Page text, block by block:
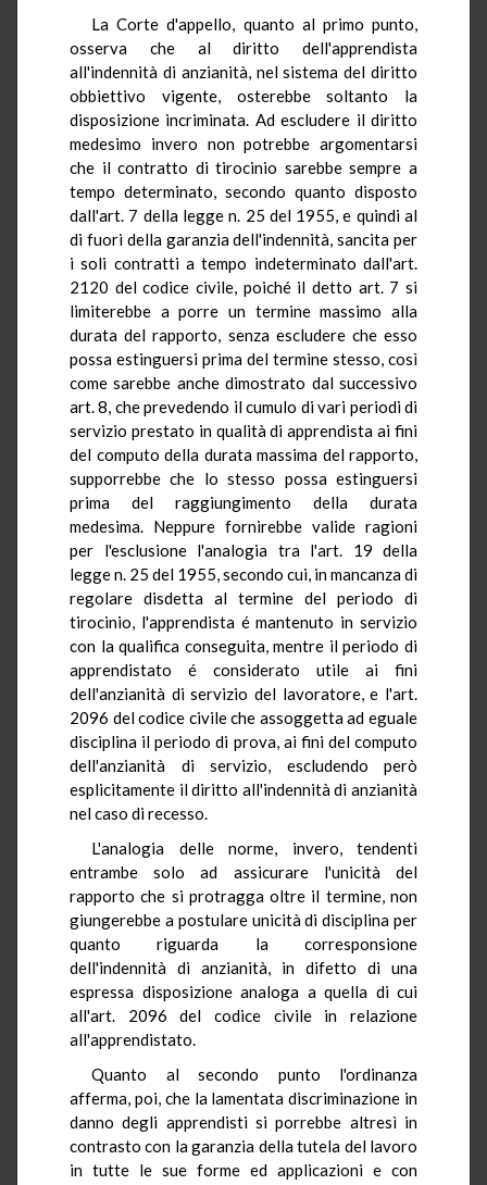
La Corte d'appello, quanto al primo punto,
osserva che al diritto dell'apprendista
all'indennità di anzianità, nel sistema del diritto
obbiettivo vigente, osterebbe soltanto la
disposizione incriminata. Ad escludere il diritto
medesimo invero non potrebbe argomentarsi
che il contratto di tirocinio sarebbe sempre a
tempo determinato, secondo quanto disposto
dall'art. 7 della legge n. 25 del 1955, e quindi al
di fuori della garanzia dell'indennità, sancita per
i soli contratti a tempo indeterminato dall'art.
2120 del codice civile, poiché il detto art. 7 si
limiterebbe a porre un termine massimo alla
durata del rapporto, senza escludere che esso
possa estinguersi prima del termine stesso, così
come sarebbe anche dimostrato dal successivo
art. 8, che prevedendo il cumulo di vari periodi di
servizio prestato in qualità di apprendista ai fini
del computo della durata massima del rapporto,
supporrebbe che lo stesso possa estinguersi
prima del raggiungimento della durata
medesima. Neppure fornirebbe valide ragioni
per l'esclusione l'analogia tra l'art. 19 della
legge n. 25 del 1955, secondo cui, in mancanza di
regolare disdetta al termine del periodo di
tirocinio, l'apprendista é mantenuto in servizio
con la qualifica conseguita, mentre il periodo di
apprendistato é considerato utile ai fini
dell'anzianità di servizio del lavoratore, e l'art.
2096 del codice civile che assoggetta ad eguale
disciplina il periodo di prova, ai fini del computo
dell'anzianità di servizio, escludendo però
esplicitamente il diritto all'indennità di anzianità
nel caso di recesso.
L'analogia delle norme, invero, tendenti
entrambe solo ad assicurare l'unicità del
rapporto che si protragga oltre il termine, non
giungerebbe a postulare unicità di disciplina per
quanto riguarda la corresponsione
dell'indennità di anzianità, in difetto di una
espressa disposizione analoga a quella di cui
all'art. 2096 del codice civile in relazione
all'apprendistato.
Quanto al secondo punto l'ordinanza
afferma, poi, che la lamentata discriminazione in
danno degli apprendisti si porrebbe altresì in
contrasto con la garanzia della tutela del lavoro
in tutte le sue forme ed applicazioni e con